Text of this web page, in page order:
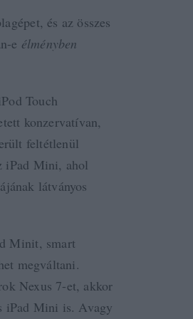
és az összes
e élményben
Touch
konzervatívan,
feltétlenül
iPad Mini, ahol
látványos
Minit, smart
megváltani.
Nexus 7-et, akkor
iPad Mini is. Avagy